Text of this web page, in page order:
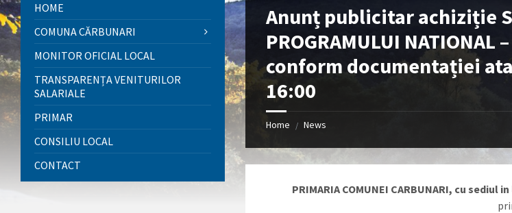
Anunț publicitar achiziție
PROGRAMULUI NATIONAL
conform documentației
16:00
Home / News
PRIMARIA COMUNEI CARBUNARI, cu
HOME
COMUNA CĂRBUNARI
MONITOR OFICIAL LOCAL
TRANSPARENȚA VENITURILOR
SALARIALE
PRIMAR
CONSILIU LOCAL
CONTACT